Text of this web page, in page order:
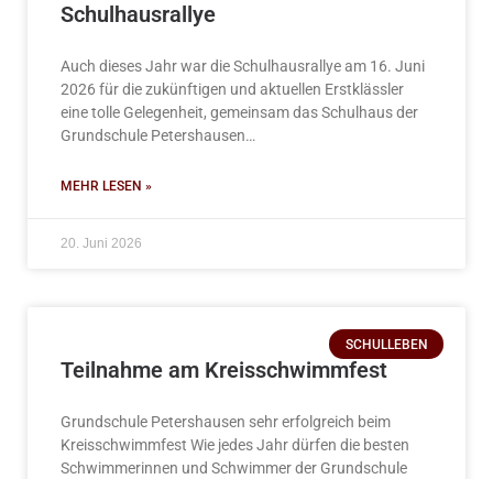
Schulhausrallye
Auch dieses Jahr war die Schulhausrallye am 16. Juni
2026 für die zukünftigen und aktuellen Erstklässler
eine tolle Gelegenheit, gemeinsam das Schulhaus der
Grundschule Petershausen…
MEHR LESEN »
20. Juni 2026
SCHULLEBEN
Teilnahme am Kreisschwimmfest
Grundschule Petershausen sehr erfolgreich beim
Kreisschwimmfest Wie jedes Jahr dürfen die besten
Schwimmerinnen und Schwimmer der Grundschule